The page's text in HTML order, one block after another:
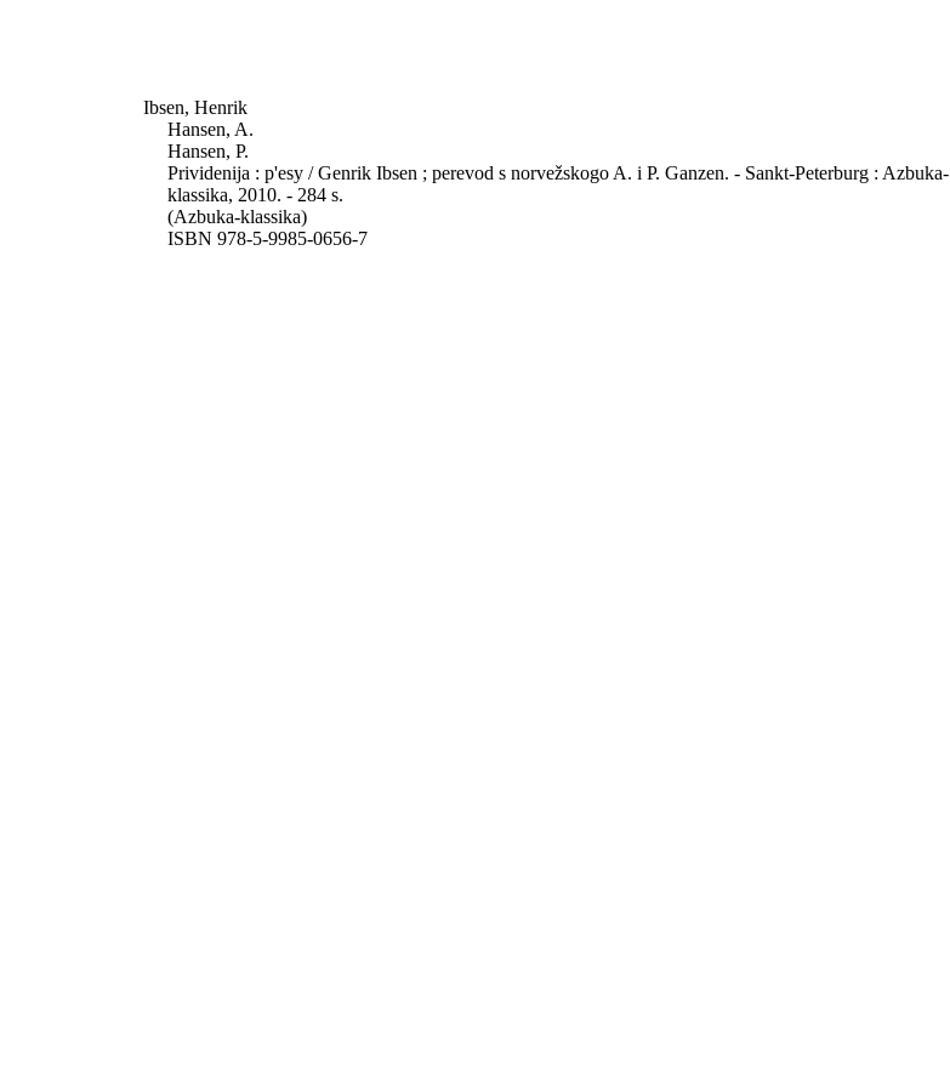
Ibsen, Henrik
Hansen, A.
Hansen, P.
Prividenija : p'esy / Genrik Ibsen ; perevod s norvežskogo A. i P. Ganzen. - Sankt-Peterburg : Azbuka-
klassika, 2010. - 284 s.
(Azbuka-klassika)
ISBN 978-5-9985-0656-7